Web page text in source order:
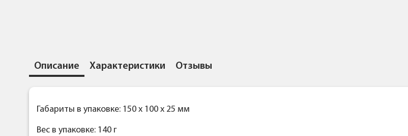
Описание Характеристики Отзывы
Габариты в упаковке: 150 x 100 x 25 мм
Вес в упаковке: 140 г